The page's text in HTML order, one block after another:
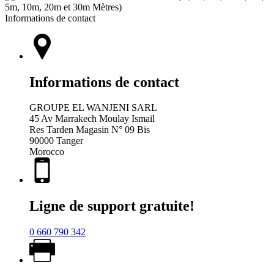
Informations de contact
Informations de contact
GROUPE EL WANJENI SARL
45 Av Marrakech Moulay Ismail
Res Tarden Magasin N° 09 Bis
90000 Tanger
Morocco
Ligne de support gratuite!
0 660 790 342